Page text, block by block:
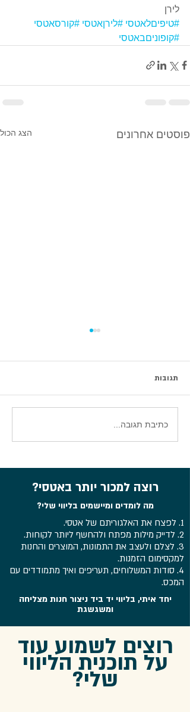
לירן
#טיפיםלאטסי #לירןאטסי #קורסאטסי
#קופוניםבאטסי
פוסטים אחרונים הצג הכול
סיכום וובינר עדכוני אטסי 2026
תגובות
כתיבת תגובה...
רוצה למכור יותר באטסי?
מה לומדים ומיישמים בליווי שלי?
1. לפצח את האלגוריתם של אטסי.
2. לדייק מילות מפתח ולהחשף ליותר לקוחות.
3. לצלם ולעצב את התמונות, המוצרים והחנות
למקסימום הזמנות.
4. סודות המשלוחים, תעריפים ואיך מתמודדים עם
המכס.
יחד איתי, בליווי יד ביד ניצור חנות מצליחה
ומשגשגת
רוצים לשמוע עוד
על תוכנית הליווי
שלי?